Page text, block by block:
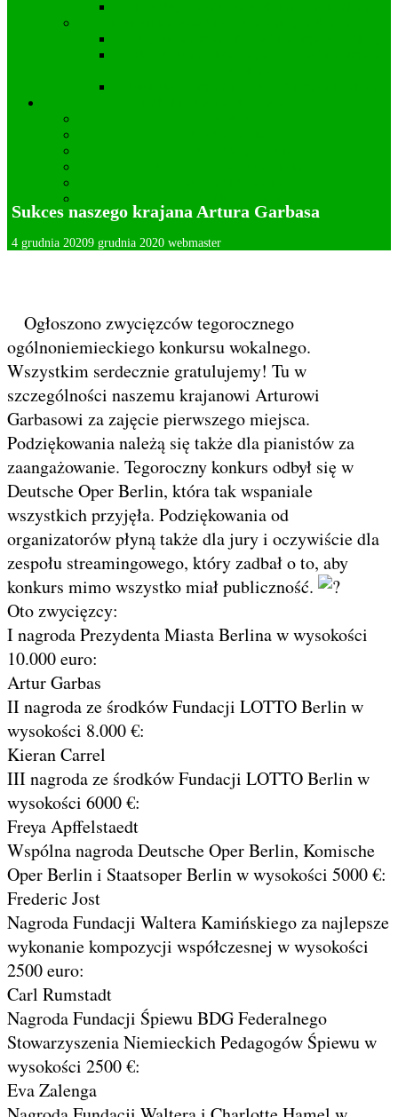
Deklaracja dostępności
Sukces naszego krajana Artura Garbasa
4 grudnia 20209 grudnia 2020 webmaster
Ogłoszono zwycięzców tegorocznego
ogólnoniemieckiego konkursu wokalnego.
Wszystkim serdecznie gratulujemy! Tu w
szczególności naszemu krajanowi Arturowi
Garbasowi za zajęcie pierwszego miejsca.
Podziękowania należą się także dla pianistów za
zaangażowanie. Tegoroczny konkurs odbył się w
Deutsche Oper Berlin, która tak wspaniale
wszystkich przyjęła. Podziękowania od
organizatorów płyną także dla jury i oczywiście dla
zespołu streamingowego, który zadbał o to, aby
konkurs mimo wszystko miał publiczność.
Oto zwycięzcy:
I nagroda Prezydenta Miasta Berlina w wysokości
10.000 euro:
Artur Garbas
II nagroda ze środków Fundacji LOTTO Berlin w
wysokości 8.000 €:
Kieran Carrel
III nagroda ze środków Fundacji LOTTO Berlin w
wysokości 6000 €:
Freya Apffelstaedt
Wspólna nagroda Deutsche Oper Berlin, Komische
Oper Berlin i Staatsoper Berlin w wysokości 5000 €:
Frederic Jost
Nagroda Fundacji Waltera Kamińskiego za najlepsze
wykonanie kompozycji współczesnej w wysokości
2500 euro:
Carl Rumstadt
Nagroda Fundacji Śpiewu BDG Federalnego
Stowarzyszenia Niemieckich Pedagogów Śpiewu w
wysokości 2500 €:
Eva Zalenga